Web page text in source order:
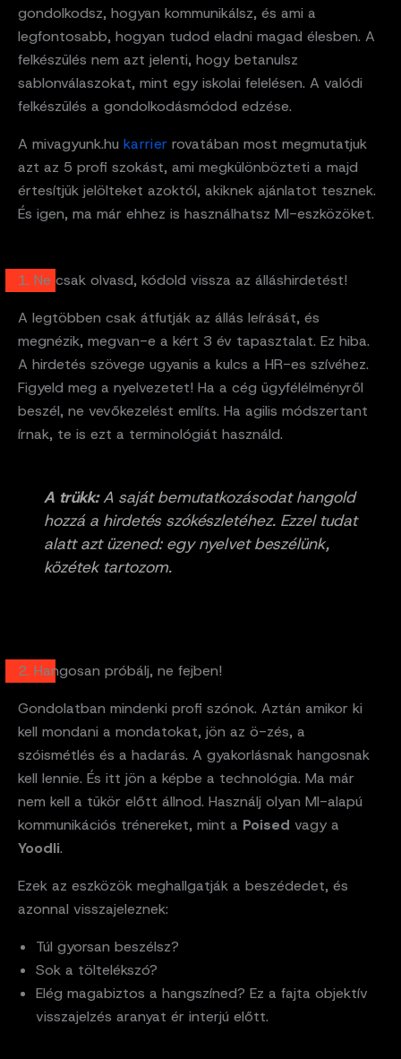
gondolkodsz, hogyan kommunikálsz, és ami a
legfontosabb, hogyan tudod eladni magad élesben. A
felkészülés nem azt jelenti, hogy betanulsz
sablonválaszokat, mint egy iskolai felelésen. A valódi
felkészülés a gondolkodásmódod edzése.
A mivagyunk.hu karrier rovatában most megmutatjuk
azt az 5 profi szokást, ami megkülönbözteti a majd
értesítjük jelölteket azoktól, akiknek ajánlatot tesznek.
És igen, ma már ehhez is használhatsz MI-eszközöket.
1. Ne csak olvasd, kódold vissza az álláshirdetést!
A legtöbben csak átfutják az állás leírását, és
megnézik, megvan-e a kért 3 év tapasztalat. Ez hiba.
A hirdetés szövege ugyanis a kulcs a HR-es szívéhez.
Figyeld meg a nyelvezetet! Ha a cég ügyfélélményről
beszél, ne vevőkezelést említs. Ha agilis módszertant
írnak, te is ezt a terminológiát használd.
A trükk:A saját bemutatkozásodat hangold
hozzá a hirdetés szókészletéhez. Ezzel tudat
alatt azt üzened: egy nyelvet beszélünk,
közétek tartozom.
2. Hangosan próbálj, ne fejben!
Gondolatban mindenki profi szónok. Aztán amikor ki
kell mondani a mondatokat, jön az ö-zés, a
szóismétlés és a hadarás. A gyakorlásnak hangosnak
kell lennie. És itt jön a képbe a technológia. Ma már
nem kell a tükör előtt állnod. Használj olyan MI-alapú
kommunikációs trénereket, mint a Poised vagy a
Yoodli.
Ezek az eszközök meghallgatják a beszédedet, és
azonnal visszajeleznek:
Túl gyorsan beszélsz?
Sok a töltelékszó?
Elég magabiztos a hangszíned? Ez a fajta objektív
visszajelzés aranyat ér interjú előtt.